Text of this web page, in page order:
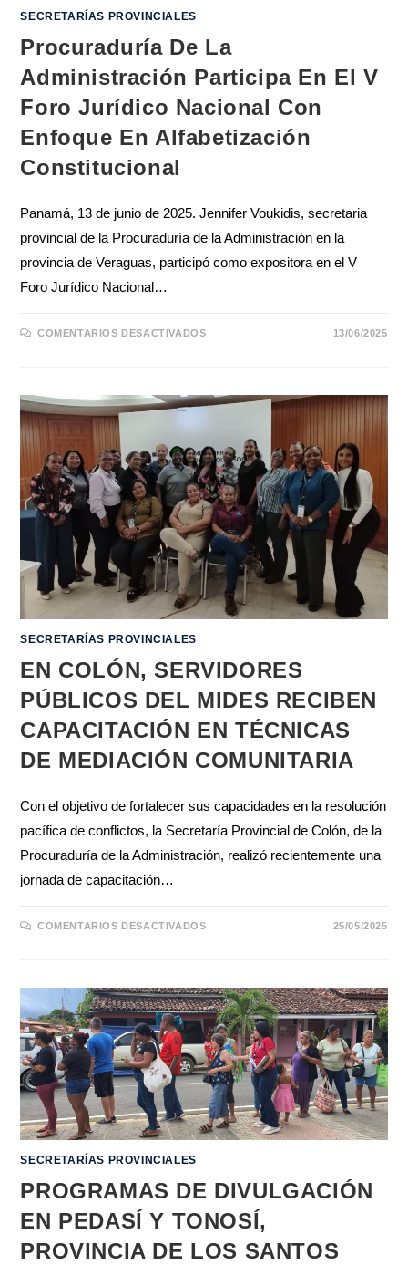
SECRETARÍAS PROVINCIALES
Procuraduría De La
Administración Participa En El V
Foro Jurídico Nacional Con
Enfoque En Alfabetización
Constitucional
Panamá, 13 de junio de 2025. Jennifer Voukidis, secretaria
provincial de la Procuraduría de la Administración en la
provincia de Veraguas, participó como expositora en el V
Foro Jurídico Nacional…
COMENTARIOS DESACTIVADOS 13/06/2025
SECRETARÍAS PROVINCIALES
EN COLÓN, SERVIDORES
PÚBLICOS DEL MIDES RECIBEN
CAPACITACIÓN EN TÉCNICAS
DE MEDIACIÓN COMUNITARIA
Con el objetivo de fortalecer sus capacidades en la resolución
pacífica de conflictos, la Secretaría Provincial de Colón, de la
Procuraduría de la Administración, realizó recientemente una
jornada de capacitación…
COMENTARIOS DESACTIVADOS 25/05/2025
SECRETARÍAS PROVINCIALES
PROGRAMAS DE DIVULGACIÓN
EN PEDASÍ Y TONOSÍ,
PROVINCIA DE LOS SANTOS